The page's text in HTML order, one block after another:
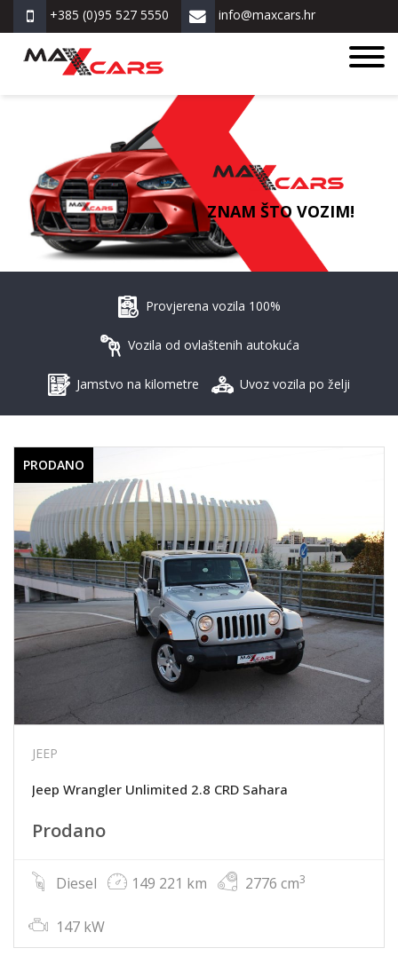
+385 (0)95 527 5550 info@maxcars.hr
ZNAM ŠTO VOZIM!
Provjerena vozila 100%
Vozila od ovlaštenih autokuća
Jamstvo na kilometre Uvoz vozila po želji
PRODANO
JEEP
Jeep Wrangler Unlimited 2.8 CRD Sahara
Prodano
Diesel 149 221 km 2776 cm3
147 kW